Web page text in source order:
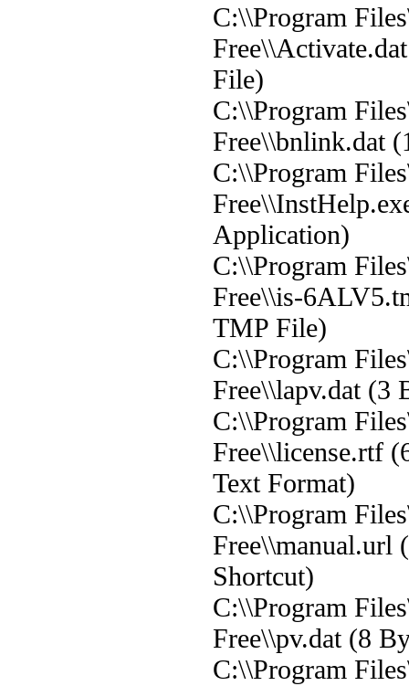
C:\\Program
File)
C:\\Program
Free\\bnlink.dat
C:\\Program
Application)
C:\\Program
Free\\is-
TMP File)
C:\\Program
Free\\lapv.dat (3
C:\\Program
Free\\license.rtf
Text Format)
C:\\Program
Free\\manual.url
Shortcut)
C:\\Program
Free\\pv.dat (8
C:\\Program